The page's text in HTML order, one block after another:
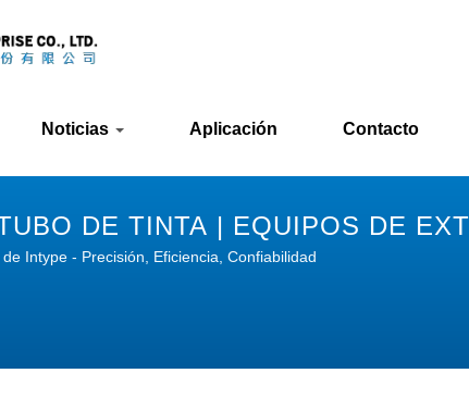
Noticias Aplicación Contacto
DE TINTA | EQUIPOS DE
| INTYPE
Intype - Precisión, Eficiencia, Confiabilidad